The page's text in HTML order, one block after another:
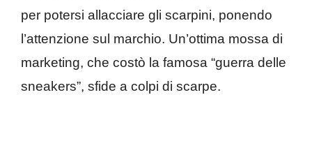
per potersi allacciare gli scarpini, ponendo
l’attenzione sul marchio. Un’ottima mossa di
marketing, che costò la famosa “guerra delle
sneakers”, sfide a colpi di scarpe.